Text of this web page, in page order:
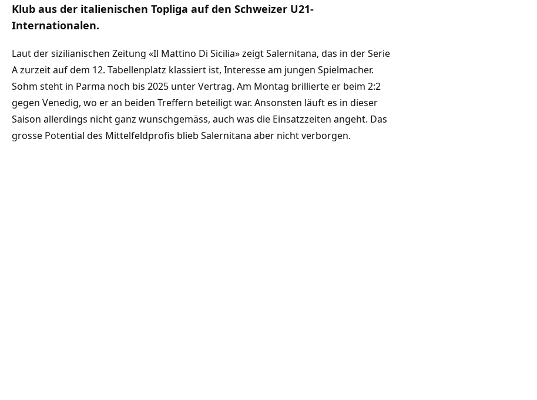
Klub aus der italienischen Topliga auf den Schweizer U21-
Internationalen.
Laut der sizilianischen Zeitung «Il Mattino Di Sicilia» zeigt Salernitana, das in der Serie
A zurzeit auf dem 12. Tabellenplatz klassiert ist, Interesse am jungen Spielmacher.
Sohm steht in Parma noch bis 2025 unter Vertrag. Am Montag brillierte er beim 2:2
gegen Venedig, wo er an beiden Treffern beteiligt war. Ansonsten läuft es in dieser
Saison allerdings nicht ganz wunschgemäss, auch was die Einsatzzeiten angeht. Das
grosse Potential des Mittelfeldprofis blieb Salernitana aber nicht verborgen.